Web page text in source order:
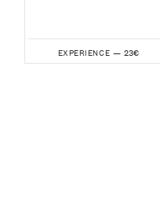
EXPERIENCE — 23€